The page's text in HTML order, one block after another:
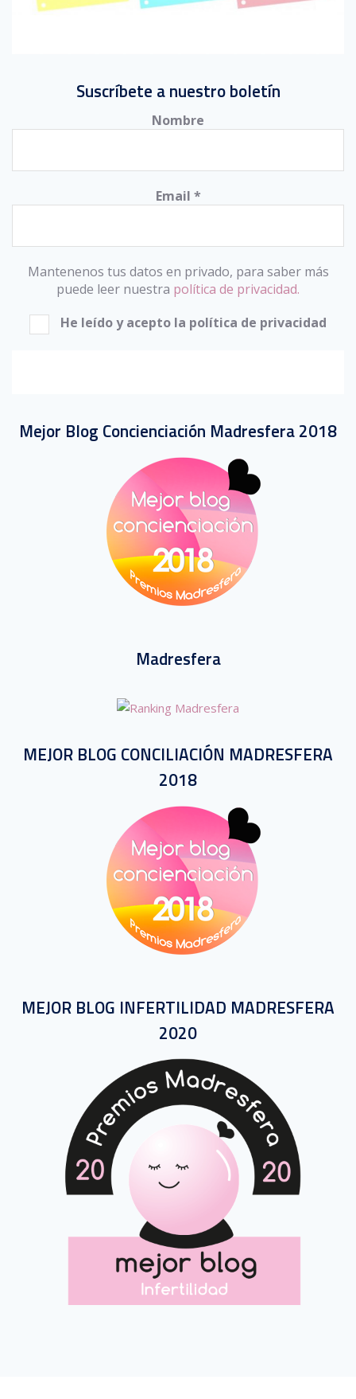
Suscríbete a nuestro boletín
Nombre
Email *
Mantenenos tus datos en privado, para saber más
puede leer nuestra política de privacidad.
He leído y acepto la política de privacidad
Mejor Blog Concienciación Madresfera 2018
Madresfera
MEJOR BLOG CONCILIACIÓN MADRESFERA
2018
MEJOR BLOG INFERTILIDAD MADRESFERA
2020